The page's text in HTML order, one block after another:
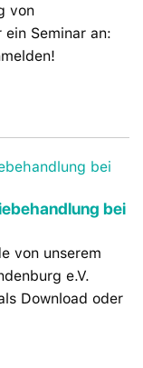
von
Seminar an:
bei
von unserem
e.V.
Download oder